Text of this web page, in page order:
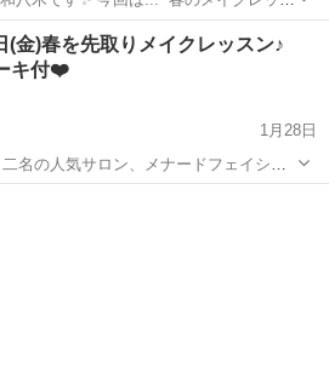
ク用品 ▶️な
ク用品...
レッスン
(金)春を先取りメイクレッスン♪
キ付❤️
1月28日
名の人気サロン、メナードフェイシャ
ュでは、 新年を迎え、本気でキレイに